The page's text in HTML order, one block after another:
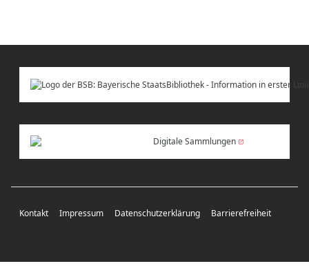
Digitale Sammlungen
Kontakt Impressum Datenschutzerklärung Barrierefreiheit